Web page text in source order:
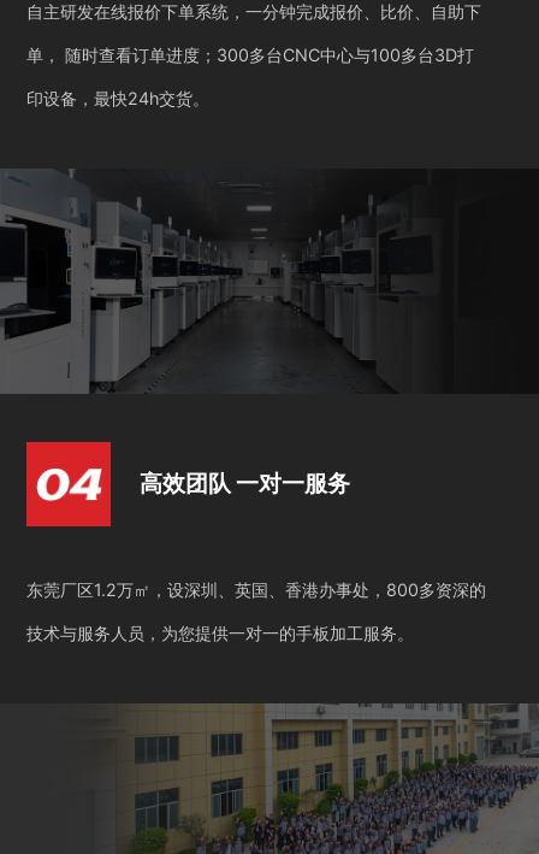
自主研发在线报价下单系统，一分钟完成报价、比价、自助下
单， 随时查看订单进度；300多台CNC中心与100多台3D打
印设备，最快24h交货。
高效团队 一对一服务
东莞厂区1.2万㎡，设深圳、英国、香港办事处，800多资深的
技术与服务人员，为您提供一对一的手板加工服务。